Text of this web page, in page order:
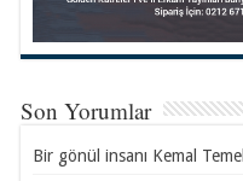
Son Yorumlar
Bir gönül insanı Kemal Temel